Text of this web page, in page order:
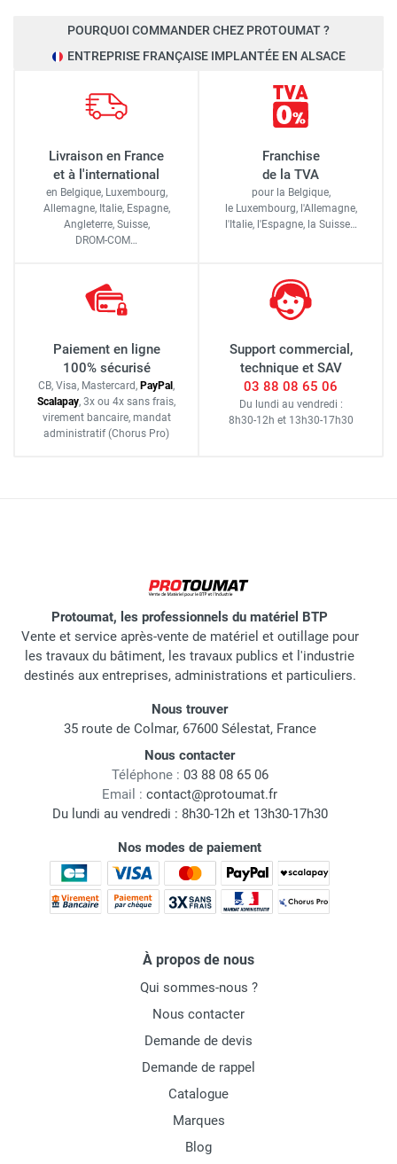
POURQUOI COMMANDER CHEZ PROTOUMAT ?
ENTREPRISE FRANÇAISE IMPLANTÉE EN ALSACE
Livraison en France
et à l'international
en Belgique, Luxembourg,
Allemagne, Italie, Espagne,
Angleterre, Suisse,
DROM-COM…
Franchise
de la TVA
pour la Belgique,
le Luxembourg, l'Allemagne,
l'Italie, l'Espagne, la Suisse…
Paiement en ligne
100% sécurisé
CB, Visa, Mastercard, PayPal ,
Scalapay, 3x ou 4x sans frais,
virement bancaire, mandat
administratif (Chorus Pro)
Support commercial,
technique et SAV
03 88 08 65 06
Du lundi au vendredi :
8h30-12h et 13h30-17h30
Protoumat, les professionnels du matériel BTP
Vente et service après-vente de matériel et outillage pour
les travaux du bâtiment, les travaux publics et l'industrie
destinés aux entreprises, administrations et particuliers.
Nous trouver
35 route de Colmar, 67600 Sélestat, France
Nous contacter
Téléphone : 03 88 08 65 06
Email : contact@protoumat.fr
Du lundi au vendredi : 8h30-12h et 13h30-17h30
Nos modes de paiement
À propos de nous
Qui sommes-nous ?
Nous contacter
Demande de devis
Demande de rappel
Catalogue
Marques
Blog